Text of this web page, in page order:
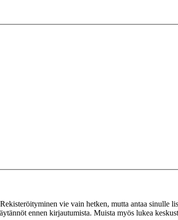
vie vain hetken, mutta antaa
ennen kirjautumista. Muista myös lukea